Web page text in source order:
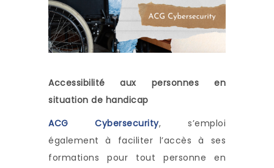
Accessibilité aux personnes en
situation de handicap
ACG Cybersecurity, s’emploi
également à faciliter l’accès à ses
formations pour tout personne en